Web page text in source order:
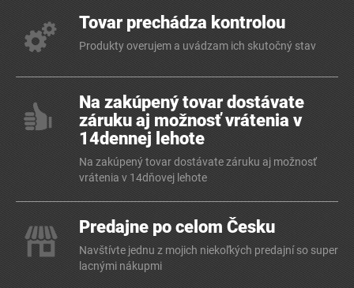
Tovar prechádza kontrolou
Produkty overujem a uvádzam ich skutočný stav
Na zakúpený tovar dostávate
záruku aj možnosť vrátenia v
14dennej lehote
Na zakúpený tovar dostávate záruku aj možnosť
vrátenia v 14dňovej lehote
Predajne po celom Česku
Navštívte jednu z mojich niekoľkých predajní so super
lacnými nákupmi